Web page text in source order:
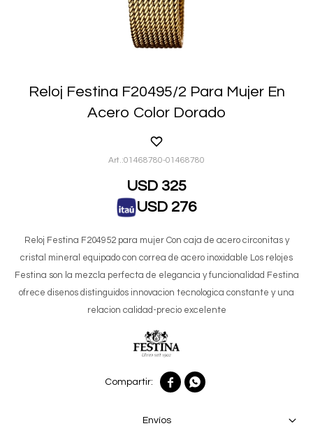
Reloj Festina F20495/2 Para Mujer En
Acero Color Dorado
01468780-01468780
USD 325
USD 276
Reloj Festina F204952 para mujer Con caja de acero circonitas y
cristal mineral equipado con correa de acero inoxidable Los relojes
Festina son la mezcla perfecta de elegancia y funcionalidad Festina
ofrece disenos distinguidos innovacion tecnologica constante y una
relacion calidad-precio excelente
 
Envíos